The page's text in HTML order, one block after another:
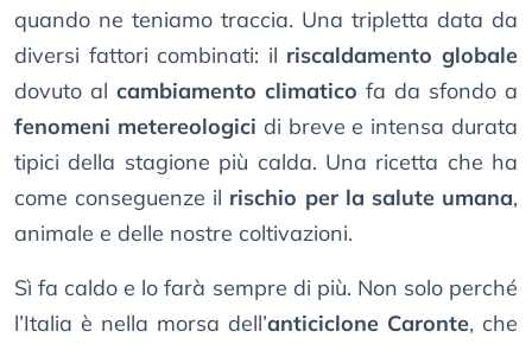
quando ne teniamo traccia. Una tripletta data da
diversi fattori combinati: il riscaldamento globale
dovuto al cambiamento climatico fa da sfondo a
fenomeni metereologici di breve e intensa durata
tipici della stagione più calda. Una ricetta che ha
come conseguenze il rischio per la salute umana,
animale e delle nostre coltivazioni.
Sì fa caldo e lo farà sempre di più. Non solo perché
l’Italia è nella morsa dell’anticiclone Caronte, che